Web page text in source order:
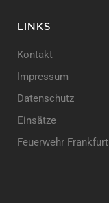
LINKS
Kontakt
Impressum
Datenschutz
Einsätze
Feuerwehr Frankfurt